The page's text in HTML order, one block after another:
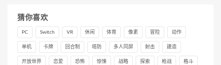
猜你喜欢
PC Switch VR 休闲 体育 像素 冒险 动作
单机 卡牌 回合制 塔防 多人同屏 射击 建造
开放世界 恋爱 恐怖 惊悚 战略 探索 枪战 格斗